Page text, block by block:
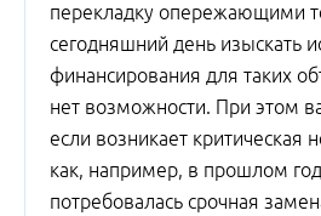
перекладку опережающими
сегодняшний день изыскать
финансирования для таких
нет возможности. При этом
если возникает критическая
как, например, в прошлом
потребовалась срочная